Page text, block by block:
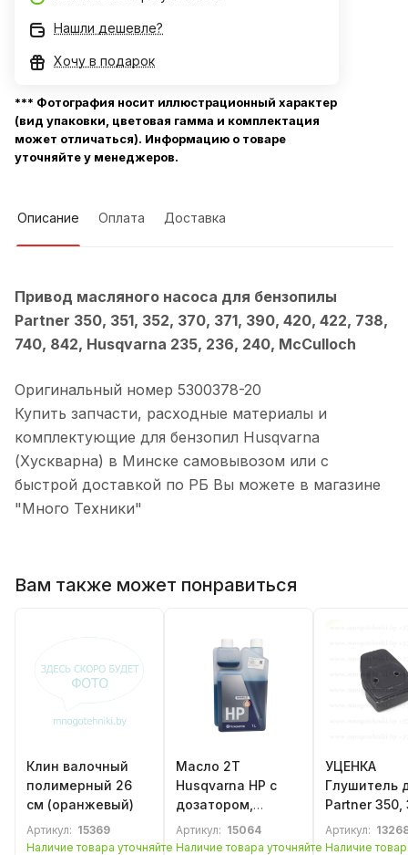
Нашли дешевле?
Хочу в подарок
*** Фотография носит иллюстрационный характер
(вид упаковки, цветовая гамма и комплектация
может отличаться). Информацию о товаре
уточняйте у менеджеров.
Описание Оплата Доставка
Привод масляного насоса для бензопилы
Partner 350, 351, 352, 370, 371, 390, 420, 422, 738,
740, 842, Husqvarna 235, 236, 240, McCulloch
Оригинальный номер 5300378-20
Купить запчасти, расходные материалы и
комплектующие для бензопил Husqvarna
(Хускварна) в Минске самовывозом или с
быстрой доставкой по РБ Вы можете в магазине
"Много Техники"
Вам также может понравиться
Клин валочный
полимерный 26
см (оранжевый)
Артикул: 15369
Наличие товара уточняйте
Масло 2T
Husqvarna HP с
дозатором,
оригинал 1л
Артикул: 15064
Наличие товара уточняйте
УЦЕНКА
Глушитель
Partner 350,
McCulloch
CAT 335,
Артикул:
Наличие